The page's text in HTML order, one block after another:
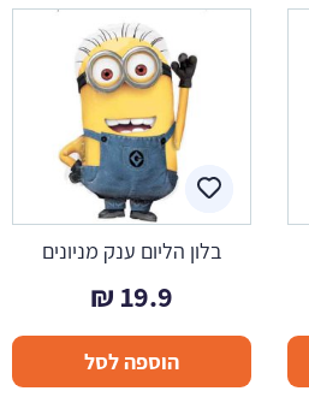
בלון הליום ענק מניונים
19.9
₪
הוספה לסל